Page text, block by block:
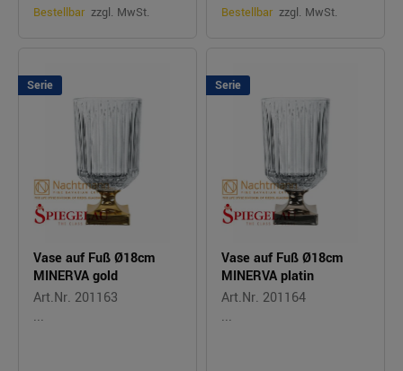
Bestellbar zzgl. MwSt.
Bestellbar zzgl. MwSt.
Serie
Vase auf Fuß Ø18cm
MINERVA gold
Art.Nr. 201163
...
Serie
Vase auf Fuß Ø18cm
MINERVA platin
Art.Nr. 201164
...